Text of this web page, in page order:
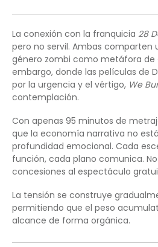
La conexión con la franquicia 28
pero no servil. Ambas comparten
género zombi como metáfora de
embargo, donde las películas de
por la urgencia y el vértigo, We
contemplación.
Con apenas 95 minutos de
que la economía narrativa no
profundidad emocional. Cada
función, cada plano comunica.
concesiones al espectáculo
La tensión se construye
permitiendo que el peso
alcance de forma orgánica.